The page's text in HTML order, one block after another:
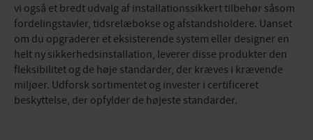
vi også et bredt udvalg af installationssikkert tilbehør såsom
fordelingstavler, tidsrelæbokse og afstandsholdere. Uanset
om du opgraderer et eksisterende system eller designer en
helt ny sikkerhedsinstallation, leverer disse produkter den
fleksibilitet og de høje standarder, der kræves i krævende
miljøer. Udforsk sortimentet og invester i certificeret
beskyttelse, der opfylder de højeste standarder.